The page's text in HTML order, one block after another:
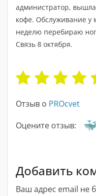
администратор,
кофе. Обслуживание у
неделю перебираю
Связь 8 октября.
Отзыв о PROcvet
Оцените отзыв:
Добавить
Ваш адрес email не